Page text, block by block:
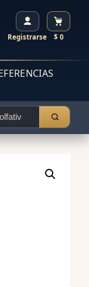
Registrarse $ 0